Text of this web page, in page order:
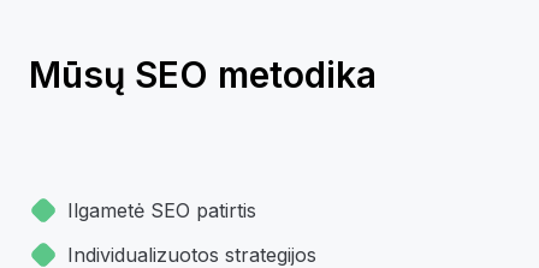
Mūsų SEO metodika
Ilgametė SEO patirtis
Individualizuotos strategijos